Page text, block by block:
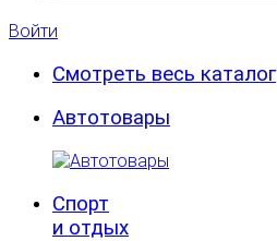
Войти
Смотреть весь каталог
Автотовары
Спорт
и отдых